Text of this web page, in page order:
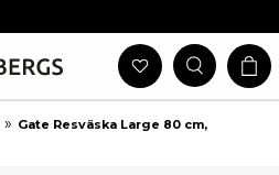
» Gate Resväska Large 80 cm,